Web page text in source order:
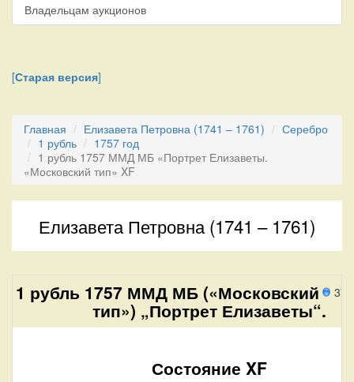
Владельцам аукционов
[Старая версия]
Главная Елизавета Петровна (1741 – 1761)
Серебро
1 рубль
1757 год
1 рубль 1757 ММД МБ «Портрет Елизаветы.
«Московский тип» XF
Елизавета Петровна (1741 – 1761)
1 рубль 1757 ММД МБ («Московский
тип») „Портрет Елизаветы“.
Состояние XF